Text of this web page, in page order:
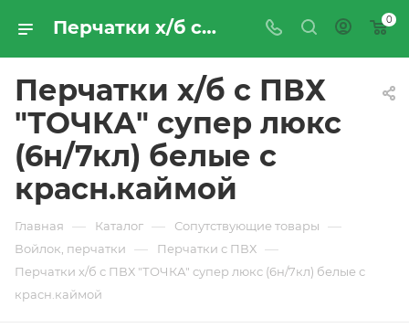
Перчатки х/б с ПВХ "ТОЧКА" супер люкс (6н/7кл) белые с красн.каймой - купить по цене производителя с доставкой по Москве и России | ПРОМРЕСУРССЕРВИС 0
Перчатки х/б с ПВХ
"ТОЧКА" супер люкс
(6н/7кл) белые с
красн.каймой
Главная — Каталог — Сопутствующие товары —
Войлок, перчатки — Перчатки с ПВХ —
Перчатки х/б с ПВХ "ТОЧКА" супер люкс (6н/7кл) белые с
красн.каймой